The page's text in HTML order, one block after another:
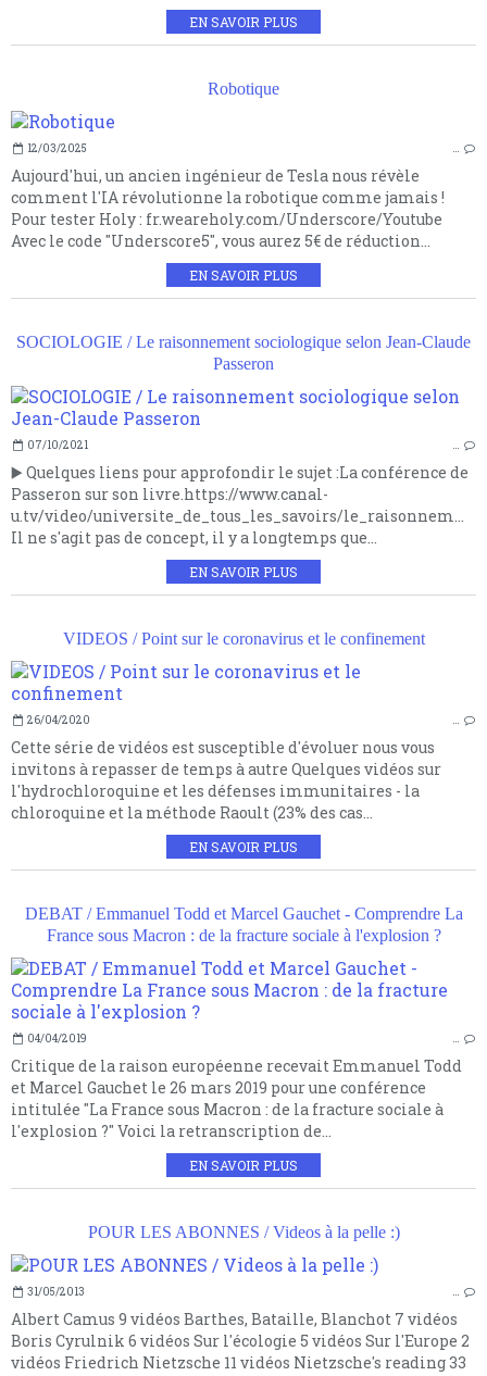
EN SAVOIR PLUS
Robotique
12/03/2025 …
Aujourd'hui, un ancien ingénieur de Tesla nous révèle
comment l'IA révolutionne la robotique comme jamais !
Pour tester Holy : fr.weareholy.com/Underscore/Youtube
Avec le code "Underscore5", vous aurez 5€ de réduction...
EN SAVOIR PLUS
SOCIOLOGIE / Le raisonnement sociologique selon Jean-Claude
Passeron
07/10/2021 …
▶️ Quelques liens pour approfondir le sujet :La conférence de
Passeron sur son livre.https://www.canal-
u.tv/video/universite_de_tous_les_savoirs/le_raisonnem...
Il ne s'agit pas de concept, il y a longtemps que...
EN SAVOIR PLUS
VIDEOS / Point sur le coronavirus et le confinement
26/04/2020 …
Cette série de vidéos est susceptible d'évoluer nous vous
invitons à repasser de temps à autre Quelques vidéos sur
l'hydrochloroquine et les défenses immunitaires - la
chloroquine et la méthode Raoult (23% des cas...
EN SAVOIR PLUS
DEBAT / Emmanuel Todd et Marcel Gauchet - Comprendre La
France sous Macron : de la fracture sociale à l'explosion ?
04/04/2019 …
Critique de la raison européenne recevait Emmanuel Todd
et Marcel Gauchet le 26 mars 2019 pour une conférence
intitulée "La France sous Macron : de la fracture sociale à
l'explosion ?" Voici la retranscription de...
EN SAVOIR PLUS
POUR LES ABONNES / Videos à la pelle :)
31/05/2013 …
Albert Camus 9 vidéos Barthes, Bataille, Blanchot 7 vidéos
Boris Cyrulnik 6 vidéos Sur l'écologie 5 vidéos Sur l'Europe 2
vidéos Friedrich Nietzsche 11 vidéos Nietzsche's reading 33